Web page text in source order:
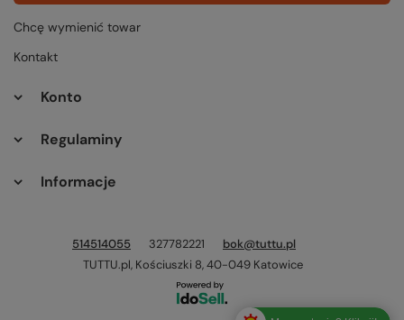
Chcę wymienić towar
Kontakt
Konto
Regulaminy
Informacje
514514055 327782221
bok@tuttu.pl
TUTTU.pl, Kościuszki 8,40-049 Katowice